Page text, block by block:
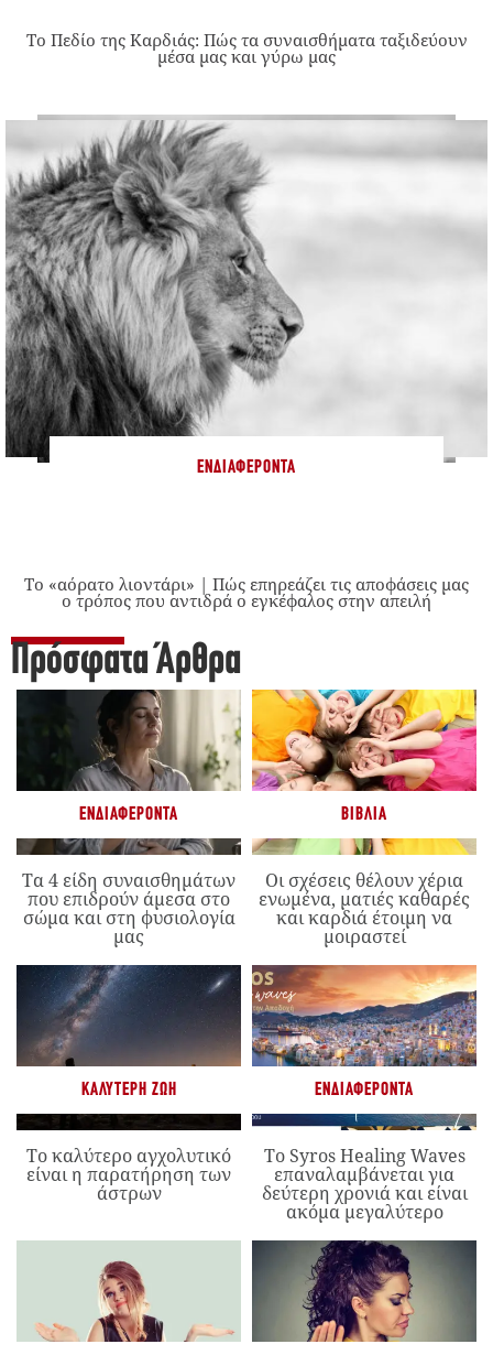
Το Πεδίο της Καρδιάς: Πώς τα συναισθήματα ταξιδεύουν
μέσα μας και γύρω μας
ΕΝΔΙΑΦΈΡΟΝΤΑ
Το «αόρατο λιοντάρι» | Πώς επηρεάζει τις αποφάσεις μας
ο τρόπος που αντιδρά ο εγκέφαλος στην απειλή
Πρόσφατα Άρθρα
ΕΝΔΙΑΦΈΡΟΝΤΑ
Τα 4 είδη συναισθημάτων
που επιδρούν άμεσα στο
σώμα και στη φυσιολογία
μας
ΒΙΒΛΊΑ
Οι σχέσεις θέλουν χέρια
ενωμένα, ματιές καθαρές
και καρδιά έτοιμη να
μοιραστεί
ΚΑΛΎΤΕΡΗ ΖΩΉ
Το καλύτερο αγχολυτικό
είναι η παρατήρηση των
άστρων
ΕΝΔΙΑΦΈΡΟΝΤΑ
Το Syros Healing Waves
επαναλαμβάνεται για
δεύτερη χρονιά και είναι
ακόμα μεγαλύτερο